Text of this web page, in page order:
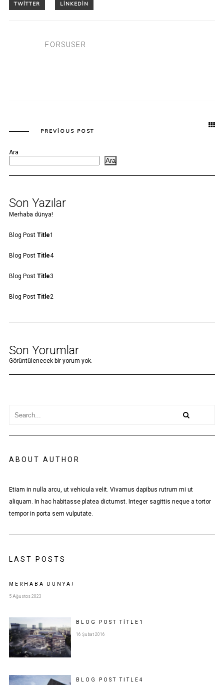
FORSUSER
PREVIOUS POST
Ara
Ara
Son Yazılar
Merhaba dünya!
Blog Post Title1
Blog Post Title4
Blog Post Title3
Blog Post Title2
Son Yorumlar
Görüntülenecek bir yorum yok.
ABOUT AUTHOR
Etiam in nulla arcu, ut vehicula velit. Vivamus dapibus rutrum mi ut
aliquam. In hac habitasse platea dictumst. Integer sagittis neque a tortor
tempor in porta sem vulputate.
LAST POSTS
MERHABA DÜNYA!
5 Ağustos 2023
BLOG POSTTITLE 1
16 Şubat 2016
BLOG POSTTITLE 4